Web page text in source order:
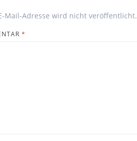
Mail-Adresse wird nicht veröffentlicht.
*